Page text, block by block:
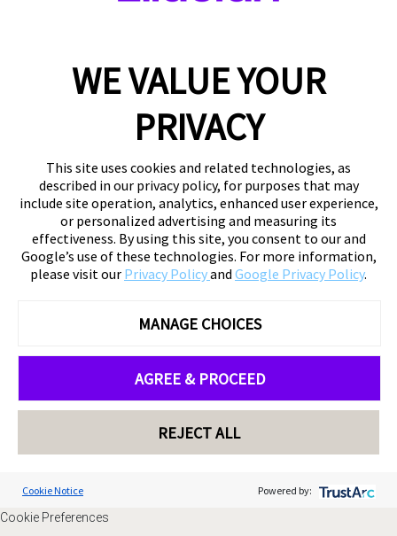
WE VALUE YOUR
PRIVACY
This site uses cookies and related technologies, as
described in our privacy policy, for purposes that may
include site operation, analytics, enhanced user experience,
or personalized advertising and measuring its
effectiveness. By using this site, you consent to our and
Google’s use of these technologies. For more information,
please visit our Privacy Policyand Google Privacy Policy.
MANAGE CHOICES
AGREE & PROCEED
REJECT ALL
Cookie Notice Powered by:
Cookie Preferences